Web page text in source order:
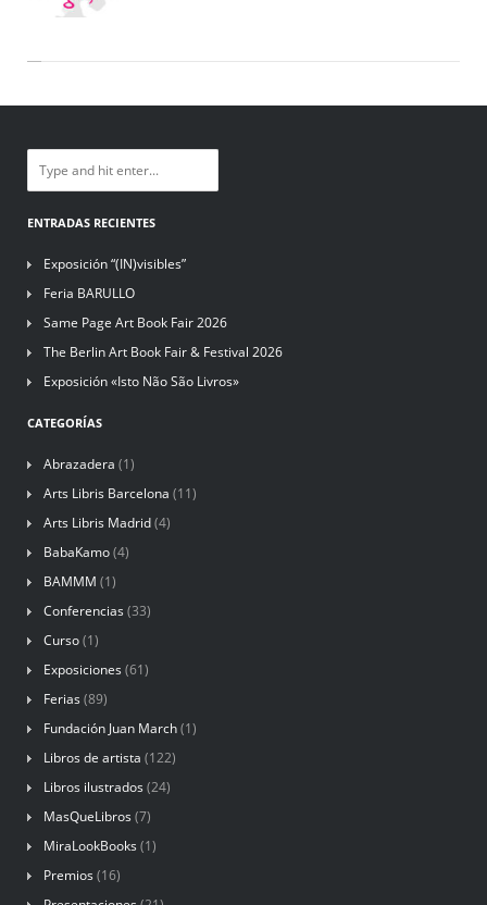
ENTRADAS RECIENTES
Exposición “(IN)visibles”
Feria BARULLO
Same Page Art Book Fair 2026
The Berlin Art Book Fair & Festival 2026
Exposición «Isto Não São Livros»
CATEGORÍAS
Abrazadera (1)
Arts Libris Barcelona (11)
Arts Libris Madrid(4)
BabaKamo(4)
BAMMM (1)
Conferencias (33)
Curso(1)
Exposiciones (61)
Ferias (89)
Fundación Juan March(1)
Libros de artista (122)
Libros ilustrados (24)
MasQueLibros (7)
MiraLookBooks (1)
Premios (16)